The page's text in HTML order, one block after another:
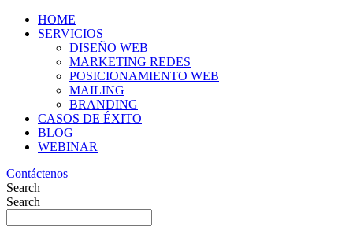
HOME
SERVICIOS
DISEÑO WEB
MARKETING REDES
POSICIONAMIENTO WEB
MAILING
BRANDING
CASOS DE ÉXITO
BLOG
WEBINAR
Contáctenos
Search
Search